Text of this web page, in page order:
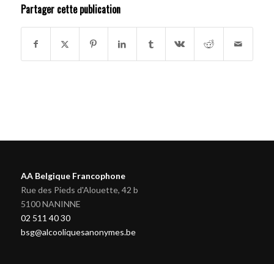
Partager cette publication
AA Belgique Francophone
Rue des Pieds d'Alouette, 42 b
5100 NANINNE
02 511 40 30
bsg@alcooliquesanonymes.be